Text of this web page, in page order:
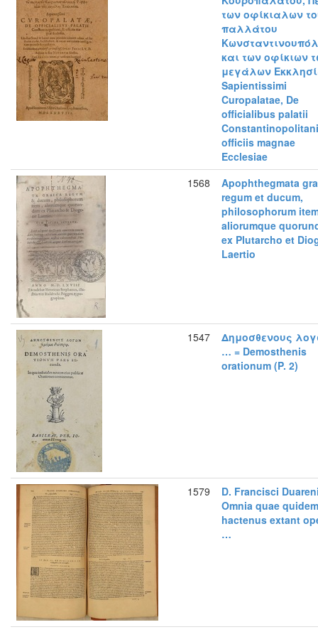
των οφίκιαλων
παλλάτου
και των οφίκιων
μεγάλων
Sapientissimi
Curopalatae, De
officialibus palatii
officiis magnae
Ecclesiae
1568
Apophthegmata
regum et ducum,
philosophorum
aliorumque
ex Plutarcho et
Laertio
1547
Δημοσθενους
… = Demosthenis
orationum (P. 2)
1579
D. Francisci
Omnia quae quidem
hactenus extant
…